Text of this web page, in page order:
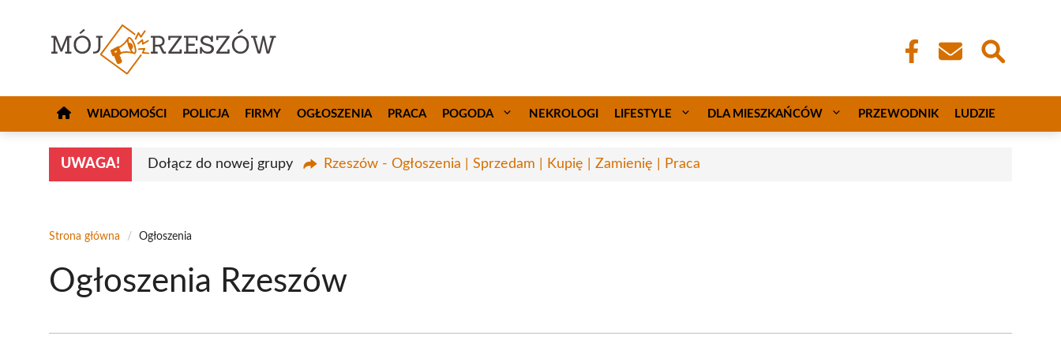
WIADOMOŚCI POLICJA FIRMY OGŁOSZENIA PRACA POGODA NEKROLOGI LIFESTYLE DLA MIESZKAŃCÓW PRZEWODNIK LUDZIE
UWAGA! Dołącz do nowej grupy Rzeszów - Ogłoszenia | Sprzedam | Kupię | Zamienię | Praca
Strona główna / Ogłoszenia
Ogłoszenia Rzeszów